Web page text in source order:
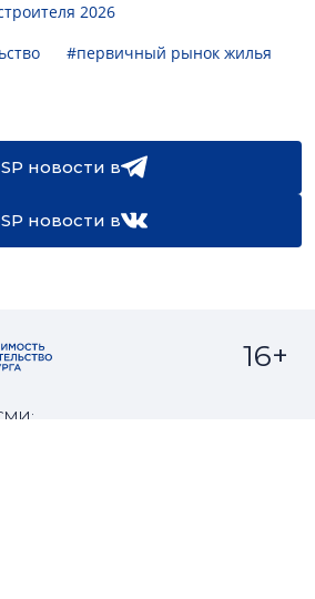
2026
#первичный рынок жилья
новости в
новости в
16+